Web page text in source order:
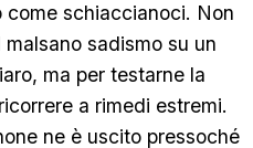
schiaccianoci. Non
sadismo su un
ma per testarne la
a rimedi estremi.
ne è uscito pressoché